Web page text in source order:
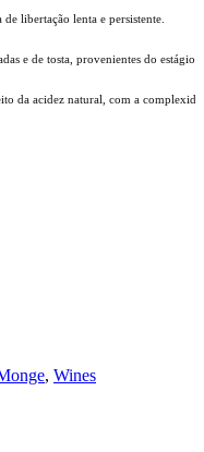
libertação lenta e persistente.
e de tosta, provenientes do estágio
da acidez natural, com a
, Wines